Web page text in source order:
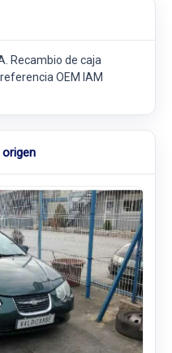
Recambio de caja
OEM IAM